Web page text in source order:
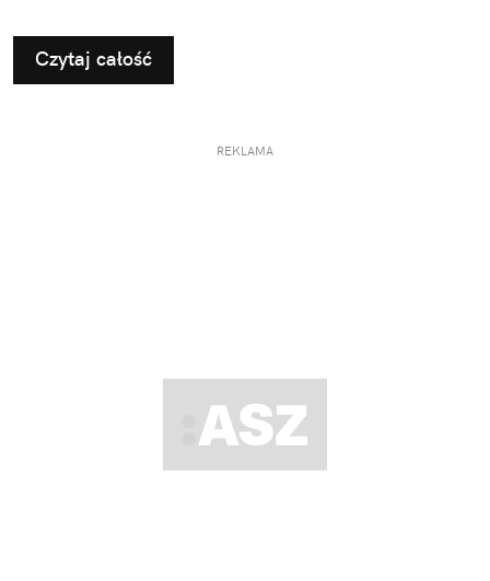
Czytaj całość
REKLAMA